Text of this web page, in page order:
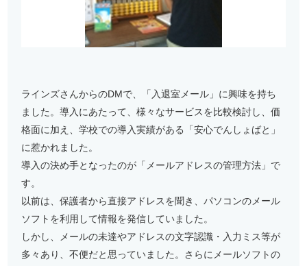
ラインズさんからのDMで、「入退室メール」に興味を持ち
ました。導入にあたって、様々なサービスを比較検討し、価
格面に加え、学校での導入実績がある「安心でんしょばと」
に惹かれました。
導入の決め手となったのが「メールアドレスの管理方法」で
す。
以前は、保護者から直接アドレスを聞き、パソコンのメール
ソフトを利用して情報を発信していました。
しかし、メールの未達やアドレスの文字認識・入力ミス等が
多々あり、不便だと思っていました。さらにメールソフトの